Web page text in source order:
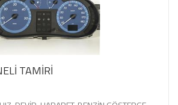
TAMİRİ